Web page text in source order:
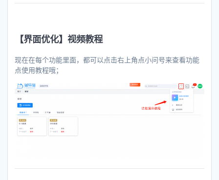
【界面优化】视频教程
现在在每个功能里面，都可以点击右上角点小问号来查看功能
点使用教程哦；